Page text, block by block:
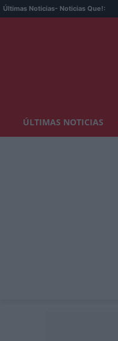
Últimas Noticias- Noticias Que!:
ÚLTIMAS NOTICIAS